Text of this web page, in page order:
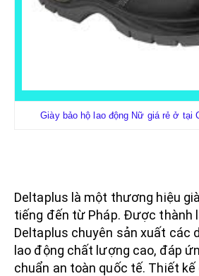
Giày bảo hộ lao động Nữ giá rẻ ở tại
Deltaplus là một thương hiệu
tiếng đến từ Pháp. Được thành
Deltaplus chuyên sản xuất các
lao động chất lượng cao, đáp
chuẩn an toàn quốc tế. Thiết kế